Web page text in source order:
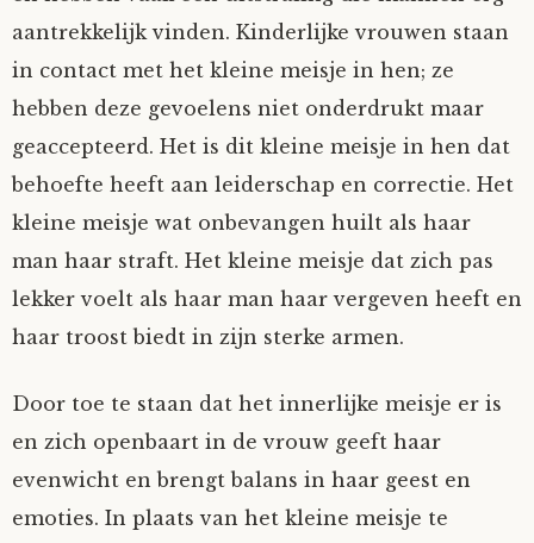
aantrekkelijk vinden. Kinderlijke vrouwen staan
in contact met het kleine meisje in hen; ze
hebben deze gevoelens niet onderdrukt maar
geaccepteerd. Het is dit kleine meisje in hen dat
behoefte heeft aan leiderschap en correctie. Het
kleine meisje wat onbevangen huilt als haar
man haar straft. Het kleine meisje dat zich pas
lekker voelt als haar man haar vergeven heeft en
haar troost biedt in zijn sterke armen.
Door toe te staan dat het innerlijke meisje er is
en zich openbaart in de vrouw geeft haar
evenwicht en brengt balans in haar geest en
emoties. In plaats van het kleine meisje te